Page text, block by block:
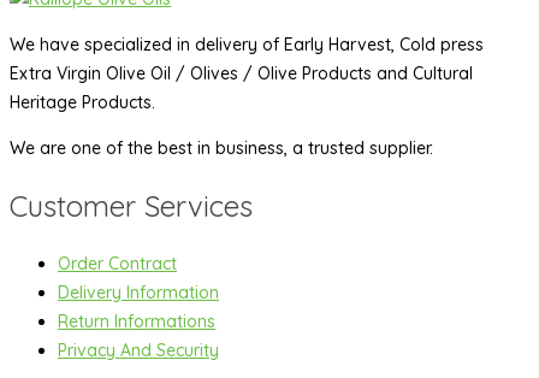
We have specialized in delivery of Early Harvest, Cold press
Extra Virgin Olive Oil / Olives / Olive Products and Cultural
Heritage Products.
We are one of the best in business, a trusted supplier.
Customer Services
Order Contract
Delivery Information
Return Informations
Privacy And Security